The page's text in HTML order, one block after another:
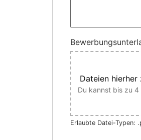
Dateien
Du kannst bis zu
Erlaubte Datei-Typen: